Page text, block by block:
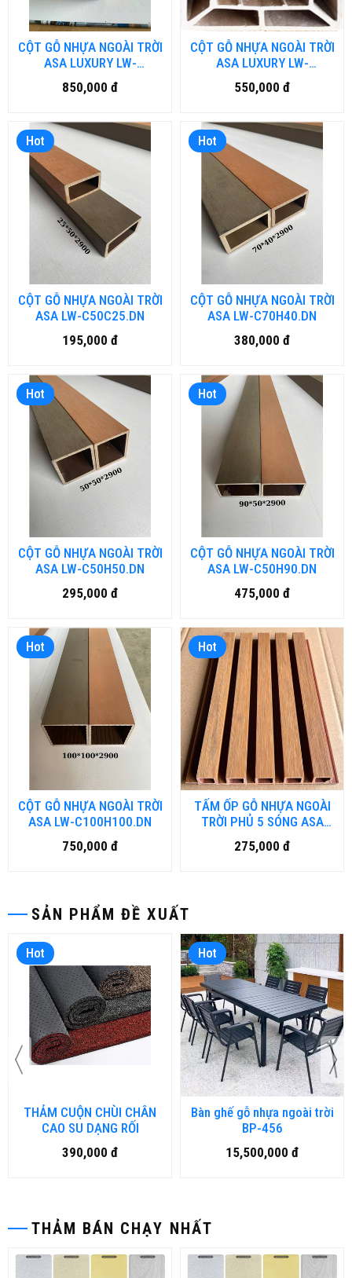
SẢN PHẨM ĐỀ XUẤT
Hot
THẢM CUỘN CHÙI CHÂN
CAO SU DẠNG RỐI
390,000 đ
Hot
Bàn ghế gỗ nhựa ngoài trời
BP-456
15,500,000 đ
THẢM BÁN CHẠY NHẤT
CỘT GỖ NHỰA NGOÀI TRỜI
ASA LUXURY LW-
LU150H50.DN
850,000 đ
CỘT GỖ NHỰA NGOÀI TRỜI
ASA LUXURY LW-
LU150H150.DN
550,000 đ
Hot
CỘT GỖ NHỰA NGOÀI TRỜI
ASA LW-C50C25.DN
195,000 đ
Hot
CỘT GỖ NHỰA NGOÀI TRỜI
ASA LW-C70H40.DN
380,000 đ
Hot
CỘT GỖ NHỰA NGOÀI TRỜI
ASA LW-C50H50.DN
295,000 đ
Hot
CỘT GỖ NHỰA NGOÀI TRỜI
ASA LW-C50H90.DN
475,000 đ
Hot
CỘT GỖ NHỰA NGOÀI TRỜI
ASA LW-C100H100.DN
750,000 đ
Hot
TẤM ỐP GỖ NHỰA NGOÀI
TRỜI PHỦ 5 SÓNG ASA
SW-W175H20.DN
275,000 đ